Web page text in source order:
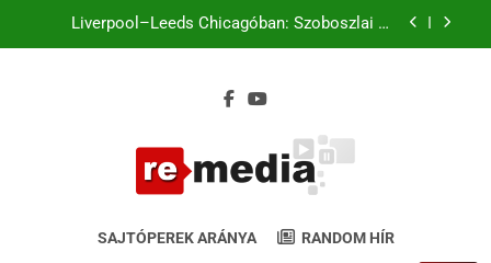
Liverpool–Leeds Chicagóban: Szoboszlai és
Budapesten a királyi gárda
chicagói edzésén? A szurkolók kiszúrták a vicces
pillanatot (+Video)
Liverpool–Leeds Chicagóban: Szoboszlai és
Kerkez a kezdőben. Match4 TV élőben 22:00-tól
Budapesten a királyi gárda
ReMedia.hu
Gyógyír Az Egyoldalúságra
SAJTÓPEREK ARÁNYA RANDOM HÍR